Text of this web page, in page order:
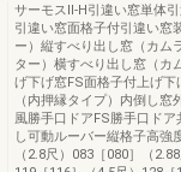
サーモスⅡ-H引違い窓単体
引違い窓面格子付引違い窓
ー）縦すべり出し窓（カム
ター）横すべり出し窓（カ
げ下げ窓FS面格子付上げ
（内押縁タイプ）内倒し
風勝手口ドアFS勝手口ド
し可動ルーバー縦格子高強
（2.8尺）083［080］（